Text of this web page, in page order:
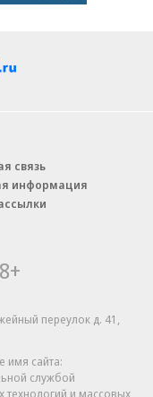
связь
информация
переулок д. 41,
имя сайта:
службой
технологий и массовых